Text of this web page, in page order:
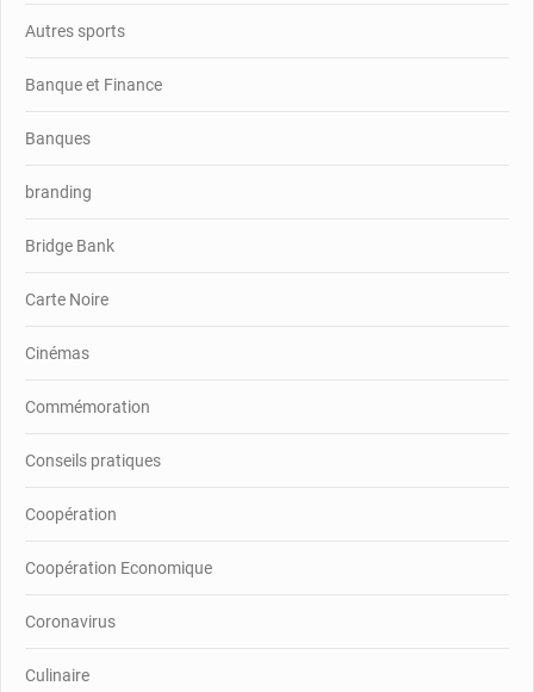
Autres sports
Banque et Finance
Banques
branding
Bridge Bank
Carte Noire
Cinémas
Commémoration
Conseils pratiques
Coopération
Coopération Economique
Coronavirus
Culinaire